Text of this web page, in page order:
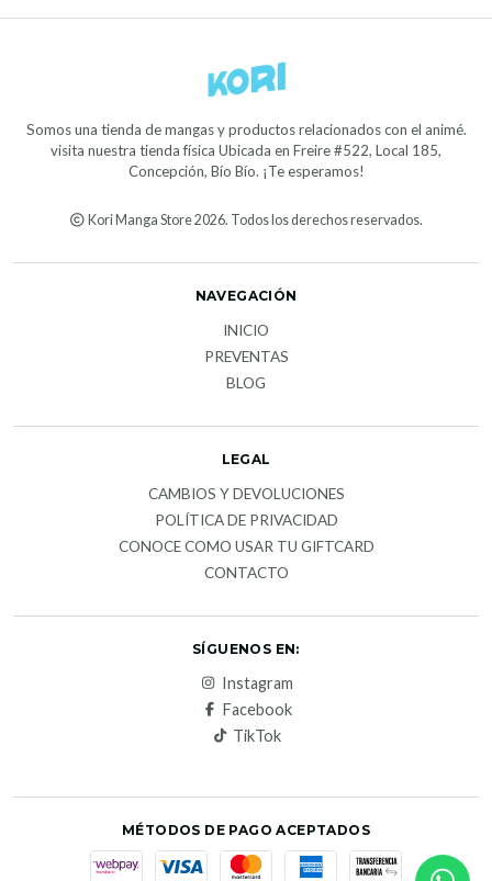
Somos una tienda de mangas y productos relacionados con el animé.
visita nuestra tienda física Ubicada en Freire #522, Local 185,
Concepción, Bío Bío. ¡Te esperamos!
Kori Manga Store 2026. Todos los derechos reservados.
NAVEGACIÓN
INICIO
PREVENTAS
BLOG
LEGAL
CAMBIOS Y DEVOLUCIONES
POLÍTICA DE PRIVACIDAD
CONOCE COMO USAR TU GIFTCARD
CONTACTO
SÍGUENOS EN:
Instagram
Facebook
TikTok
MÉTODOS DE PAGO ACEPTADOS